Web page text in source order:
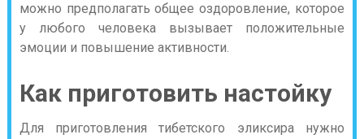
можно предполагать общее оздоровление, которое
у любого человека вызывает положительные
эмоции и повышение активности.
Как приготовить настойку
Для приготовления тибетского эликсира нужно